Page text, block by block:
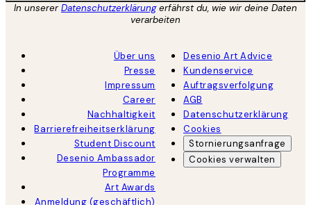
In unsererDatenschutzerklärungerfährst du, wie wir deine Daten
verarbeiten
Über uns
Presse
Impressum
Career
Nachhaltigkeit
Barrierefreiheitserklärung
Student Discount
Desenio Ambassador
Programme
Art Awards
Anmeldung (geschäftlich)
Desenio Art Advice
Kundenservice
Auftragsverfolgung
AGB
Datenschutzerklärung
Cookies
Stornierungsanfrage
Cookies verwalten